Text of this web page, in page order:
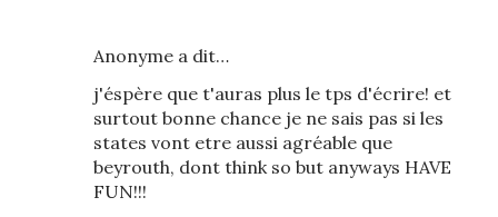
Anonyme a dit…
j'éspère que t'auras plus le tps d'écrire! et
surtout bonne chance je ne sais pas si les
states vont etre aussi agréable que
beyrouth, dont think so but anyways HAVE
FUN!!!